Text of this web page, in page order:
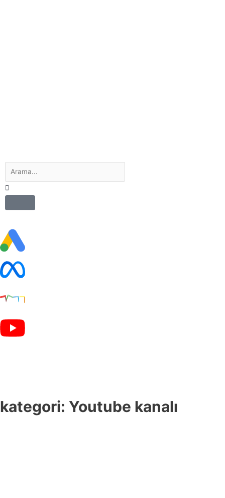
kategori: Youtube kanalı